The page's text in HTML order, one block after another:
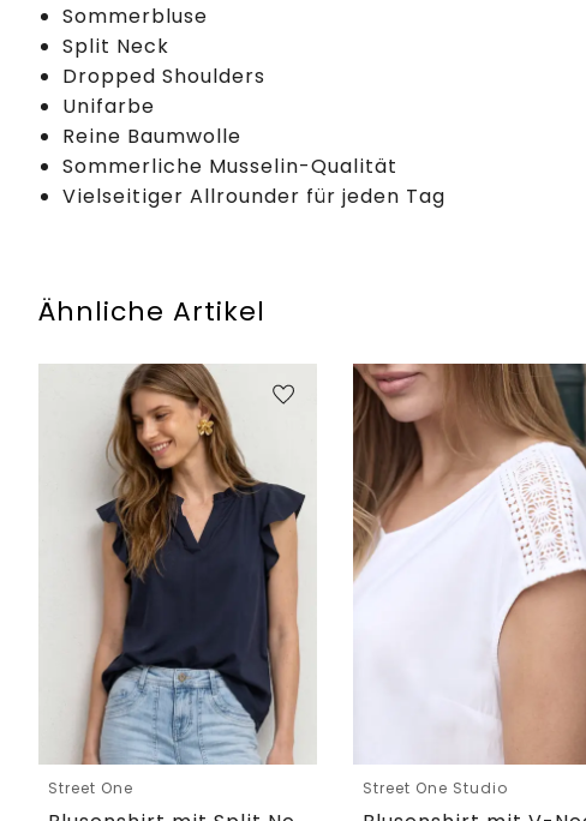
Sommerbluse
Split Neck
Dropped Shoulders
Unifarbe
Reine Baumwolle
Sommerliche Musselin-Qualität
Vielseitiger Allrounder für jeden Tag
Ähnliche Artikel
Street One Street One Studio